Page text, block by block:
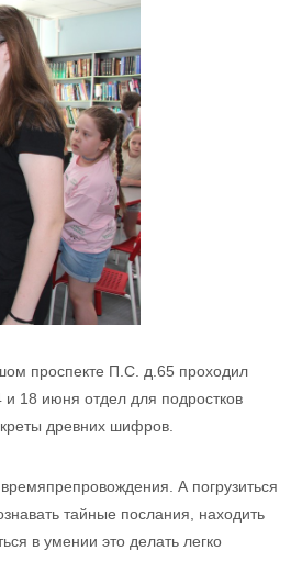
проспекте П.С. д.65 проходил
18 июня отдел для подростков
древних шифров.
А погрузиться
тайные послания, находить
в умении это делать легко